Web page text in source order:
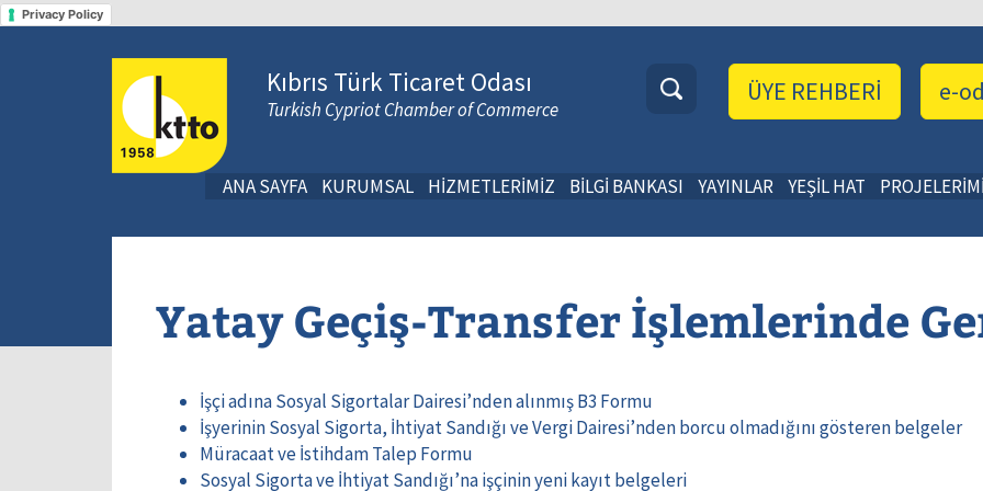
Privacy Policy
Kıbrıs Türk Ticaret Odası
Turkish Cypriot Chamber of Commerce
e-
ÜYE REHBERİ
ANA SAYFA KURUMSAL HİZMETLERİMİZ BİLGİ BANKASI YAYINLAR YEŞİL HAT
Yatay Geçiş-Transfer İşlemlerinde
İşçi adına Sosyal Sigortalar Dairesi’nden alınmış B3 Formu
İşyerinin Sosyal Sigorta, İhtiyat Sandığı ve Vergi Dairesi’nden borcu olmadığını gösteren belgeler
Müracaat ve İstihdam Talep Formu
Sosyal Sigorta ve İhtiyat Sandığı’na işçinin yeni kayıt belgeleri